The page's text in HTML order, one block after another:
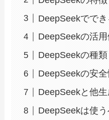
DeepSeekででき
DeepSeekの活用
DeepSeekの種類
DeepSeekの安全
DeepSeekと他
DeepSeekは使う